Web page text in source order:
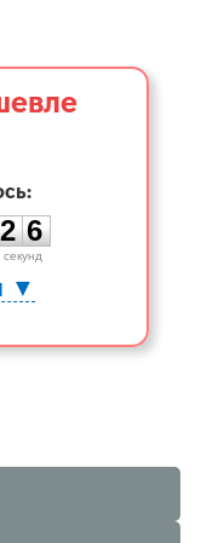
2
2 5
6
секунд
▼